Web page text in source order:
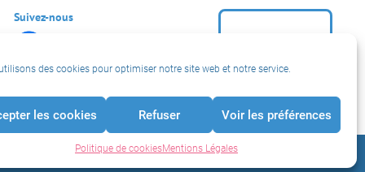
des cookies pour optimiser notre site web et notre service.
les cookies Refuser Voir les préférences
Politique de cookiesMentions Légales
nomprénom@mail.fr)
Suivez-nous
logo précédent
démarrer le
▶ logo
Crédits © Signes de Sens 2026